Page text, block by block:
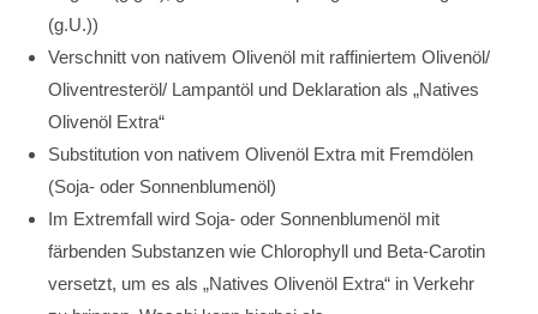
(g.U.))
Verschnitt von nativem Olivenöl mit raffiniertem Olivenöl/
Oliventresteröl/ Lampantöl und Deklaration als „Natives
Olivenöl Extra“
Substitution von nativem Olivenöl Extra mit Fremdölen
(Soja- oder Sonnenblumenöl)
Im Extremfall wird Soja- oder Sonnenblumenöl mit
färbenden Substanzen wie Chlorophyll und Beta-Carotin
versetzt, um es als „Natives Olivenöl Extra“ in Verkehr